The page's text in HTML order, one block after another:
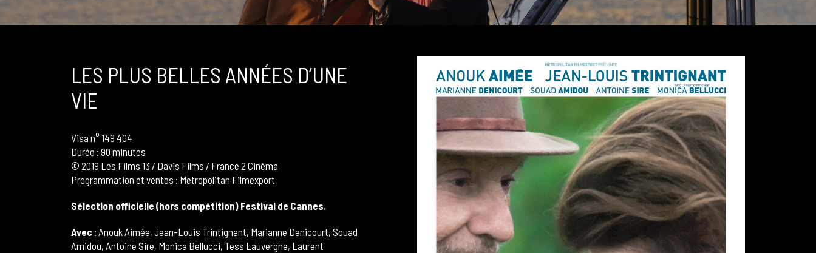
LES PLUS BELLES ANNÉES D’UNE
VIE
Visa n° 149 404
Durée : 90 minutes
© 2019 Les Films 13 / Davis Films / France 2 Cinéma
Programmation et ventes : Metropolitan Filmexport
Sélection officielle (hors compétition) Festival de Cannes.
Avec : Anouk Aimée, Jean-Louis Trintignant, Marianne Denicourt, Souad
Amidou, Antoine Sire, Monica Bellucci, Tess Lauvergne, Laurent